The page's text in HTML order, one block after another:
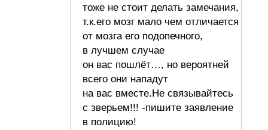
тоже не стоит делать замечания,
т.к.его мозг мало чем отличается
от мозга его подопечного,
в лучшем случае
он вас пошлёт…, но вероятней
всего они нападут
на вас вместе.Не связывайтесь
с зверьем!!! -пишите заявление
в полицию!